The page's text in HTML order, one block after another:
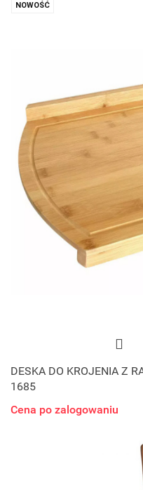
NOWOŚĆ
DESKA DO KROJENIA Z
1685
Cena po zalogowaniu